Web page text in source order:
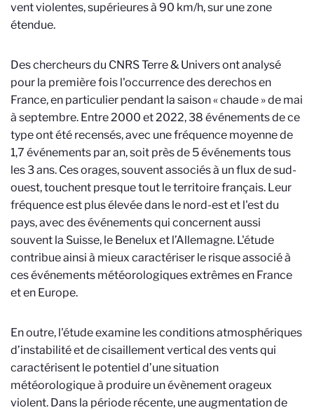
vent violentes, supérieures à 90 km/h, sur une zone
étendue.
Des chercheurs du CNRS Terre & Univers ontanalysé
pour la première fois l'occurrence des derechos en
France, en particulier pendant la saison « chaude » de mai
à septembre. Entre 2000 et 2022, 38 événements de ce
type ont été recensés, avec une fréquence moyenne de
1,7 événements par an, soit près de 5 événements tous
les 3 ans. Ces orages, souvent associés à un flux de sud-
ouest, touchent presque tout le territoire français. Leur
fréquence est plus élevée dans le nord-est et l'est du
pays, avec des événements qui concernent aussi
souvent la Suisse, le Benelux et l’Allemagne. L'étude
contribue ainsi à mieux caractériser le risque associé à
ces événements météorologiques extrêmes en France
et en Europe.
En outre, l'étude examine les conditions atmosphériques
d’instabilité et de cisaillement vertical des vents qui
caractérisent le potentiel d’une situation
météorologique à produire un évènement orageux
violent. Dans la période récente, une augmentation de